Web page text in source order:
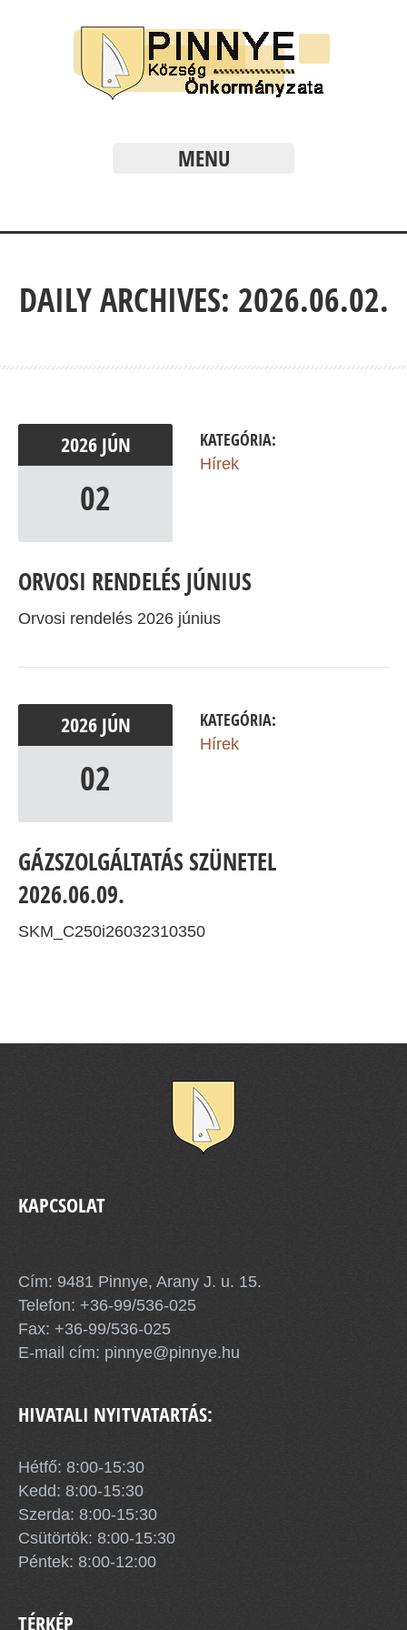
MENU
DAILY ARCHIVES: 2026.06.02.
2026 JÚN
02
KATEGÓRIA:
Hírek
ORVOSI RENDELÉS JÚNIUS
Orvosi rendelés 2026 június
2026 JÚN
02
KATEGÓRIA:
Hírek
GÁZSZOLGÁLTATÁS SZÜNETEL
2026.06.09.
SKM_C250i26032310350
KAPCSOLAT
Cím: 9481 Pinnye, Arany J. u. 15.
Telefon: +36-99/536-025
Fax: +36-99/536-025
E-mail cím: pinnye@pinnye.hu
HIVATALI NYITVATARTÁS:
Hétfő: 8:00-15:30
Kedd: 8:00-15:30
Szerda: 8:00-15:30
Csütörtök: 8:00-15:30
Péntek: 8:00-12:00
TÉRKÉP